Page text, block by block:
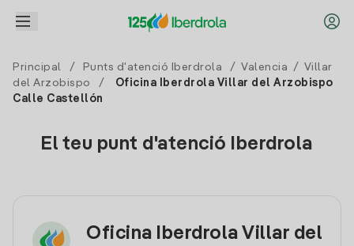
Principal / Punts d'atenció Iberdrola / Valencia / Villar
del Arzobispo
/
Oficina Iberdrola Villar del Arzobispo
Calle Castellón
El teu punt d'atenció Iberdrola
Oficina Iberdrola Villar del